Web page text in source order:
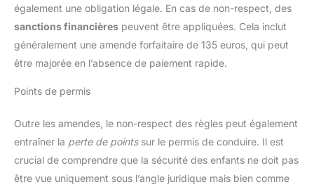
également une obligation légale. En cas de non-respect, des
sanctions financières peuvent être appliquées. Cela inclut
généralement une amende forfaitaire de 135 euros, qui peut
être majorée en l’absence de paiement rapide.
Points de permis
Outre les amendes, le non-respect des règles peut également
entraîner la perte de pointssur le permis de conduire. Il est
crucial de comprendre que la sécurité des enfants ne doit pas
être vue uniquement sous l’angle juridique mais bien comme